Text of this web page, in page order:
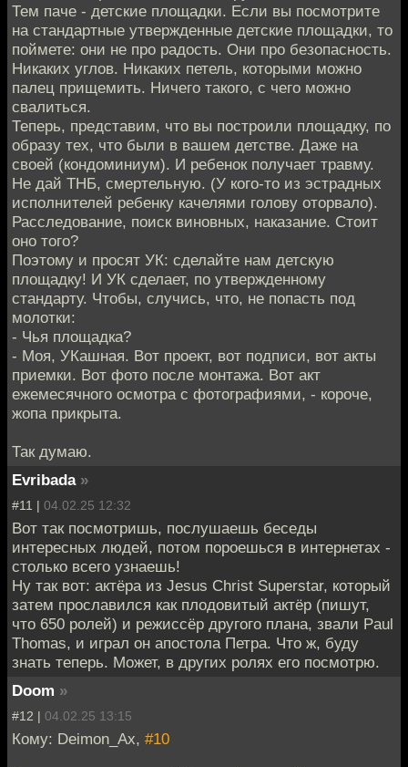
Тем паче - детские площадки. Если вы посмотрите
на стандартные утвержденные детские площадки, то
поймете: они не про радость. Они про безопасность.
Никаких углов. Никаких петель, которыми можно
палец прищемить. Ничего такого, с чего можно
свалиться.
Теперь, представим, что вы построили площадку, по
образу тех, что были в вашем детстве. Даже на
своей (кондоминиум). И ребенок получает травму.
Не дай ТНБ, смертельную. (У кого-то из эстрадных
исполнителей ребенку качелями голову оторвало).
Расследование, поиск виновных, наказание. Стоит
оно того?
Поэтому и просят УК: сделайте нам детскую
площадку! И УК сделает, по утвержденному
стандарту. Чтобы, случись, что, не попасть под
молотки:
- Чья площадка?
- Моя, УКашная. Вот проект, вот подписи, вот акты
приемки. Вот фото после монтажа. Вот акт
ежемесячного осмотра с фотографиями, - короче,
жопа прикрыта.
Так думаю.
Evribada »
#11 | 04.02.25 12:32
Вот так посмотришь, послушаешь беседы
интересных людей, потом пороешься в интернетах -
столько всего узнаешь!
Ну так вот: актёра из Jesus Christ Superstar, который
затем прославился как плодовитый актёр (пишут,
что 650 ролей) и режиссёр другого плана, звали Paul
Thomas, и играл он апостола Петра. Что ж, буду
знать теперь. Может, в других ролях его посмотрю.
Doom »
#12 | 04.02.25 13:15
Кому: Deimon_Ax, #10